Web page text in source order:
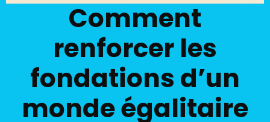
Comment
renforcer les
fondations d’un
monde égalitaire